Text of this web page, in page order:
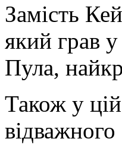
Замість
який грав
Пула,
Також у цій